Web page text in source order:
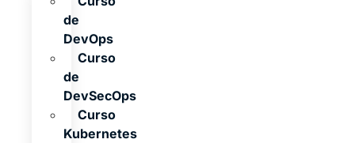
de
DevOps
Curso
de
DevSecOps
Curso
Kubernetes